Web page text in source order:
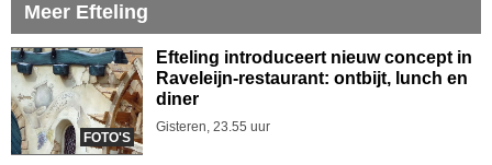
Meer Efteling
FOTO'S
Efteling introduceert nieuw concept in
Raveleijn-restaurant: ontbijt, lunch en
diner
Gisteren, 23.55 uur